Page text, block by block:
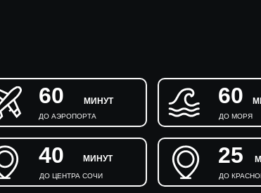
60 МИНУТ
ДО АЭРОПОРТА
60
ДО МОРЯ
25
ДО
40 МИНУТ
ДО ЦЕНТРА СОЧИ